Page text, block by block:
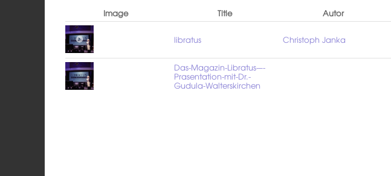
Image Title Autor
libratus Christoph Janka
Das-Magazin-Libratus-–-
Prasentation-mit-Dr.-
Gudula-Walterskirchen